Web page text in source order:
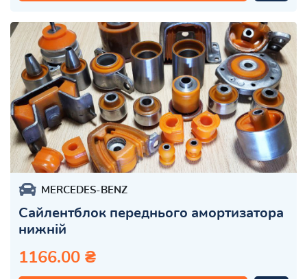
MERCEDES-BENZ
Сайлентблок переднього амортизатора
нижній
1166.00 ₴